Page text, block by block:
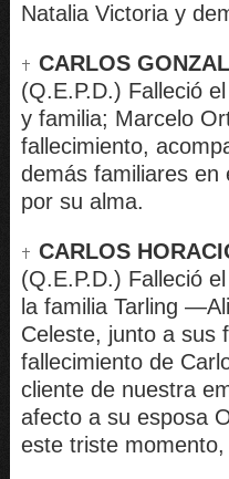
Natalia Victoria y
CARLOS
(Q.E.P.D.) Falleció
y familia; Marcelo
fallecimiento,
demás familiares en
por su alma.
CARLOS
(Q.E.P.D.) Falleció
la familia Tarling
Celeste, junto a sus
fallecimiento de
cliente de nuestra
afecto a su esposa
este triste